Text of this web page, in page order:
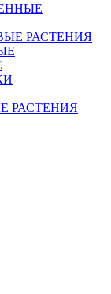
РАСТЕНИЯ
РАСТЕНИЯ